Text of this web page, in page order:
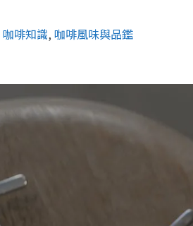
咖啡知識, 咖啡風味與品鑑